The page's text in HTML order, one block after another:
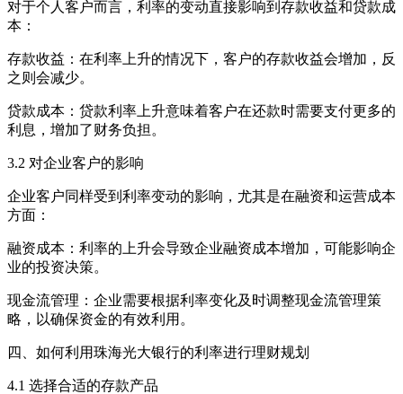
对于个人客户而言，利率的变动直接影响到存款收益和贷款成
本：
存款收益：在利率上升的情况下，客户的存款收益会增加，反
之则会减少。
贷款成本：贷款利率上升意味着客户在还款时需要支付更多的
利息，增加了财务负担。
3.2 对企业客户的影响
企业客户同样受到利率变动的影响，尤其是在融资和运营成本
方面：
融资成本：利率的上升会导致企业融资成本增加，可能影响企
业的投资决策。
现金流管理：企业需要根据利率变化及时调整现金流管理策
略，以确保资金的有效利用。
四、如何利用珠海光大银行的利率进行理财规划
4.1 选择合适的存款产品